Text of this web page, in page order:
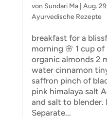
von Sundari Ma| Aug.
Ayurvedische Rezepte
breakfast for a
morning 🌸 1 cup
organic almonds 2
water cinnamon
saffron pinch of
pink himalaya salt
and salt to blender.
Separate...